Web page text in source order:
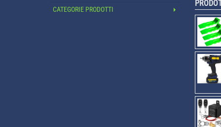
CATEGORIE PRODOTTI